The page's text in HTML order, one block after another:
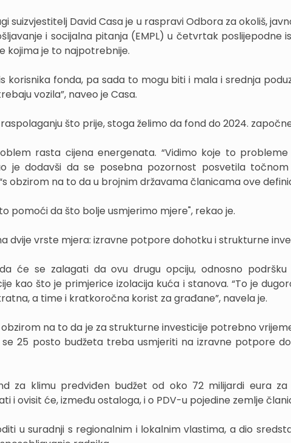
suizvjestitelj David Casa je u raspravi Odbora za okoliš,
i socijalna pitanja (EMPL) u četvrtak poslijepodne
kojima je to najpotrebnije.
korisnika fonda, pa sada to mogu biti i mala i srednja
vozila”, naveo je Casa.
što prije, stoga želimo da fond do 2024.
rasta cijena energenata. “Vidimo koje to
je dodavši da se posebna pozornost posvetila
obzirom na to da u brojnim državama članicama ove
pomoći da što bolje usmjerimo mjere", rekao je.
dvije vrste mjera: izravne potpore dohotku i strukturne
će se zalagati da ovu drugu opciju, odnosno
kao što je primjerice izolacija kuća i stanova. “To je
a time i kratkoročna korist za građane”, navela je.
obzirom na to da je za strukturne investicije potrebno
se 25 posto budžeta treba usmjeriti na izravne potpore
za klimu predviđen budžet od oko 72 milijardi eura za
i ovisit će, između ostaloga, i o PDV-u pojedine zemlje
u suradnji s regionalnim i lokalnim vlastima, a dio